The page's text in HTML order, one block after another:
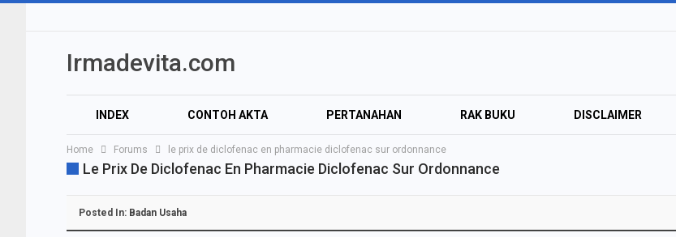
Irmadevita.com
INDEX CONTOH AKTA PERTANAHAN RAK BUKU DISCLAIMER
Home Forums le prix de diclofenac en pharmacie diclofenac sur ordonnance
Le Prix De Diclofenac En Pharmacie Diclofenac Sur Ordonnance
Posted In: Badan Usaha